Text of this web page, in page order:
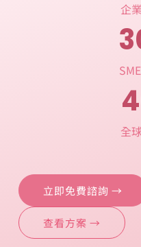
企
全
立即免費諮詢 →
查看方案 →